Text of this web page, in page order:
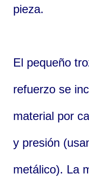
pieza.
El pequeño
refuerzo se
material por
y presión
metálico). La